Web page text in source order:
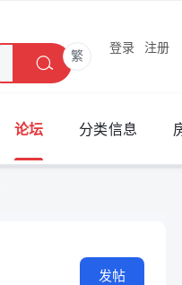
繁
登录 注册
论坛 分类信息
发帖